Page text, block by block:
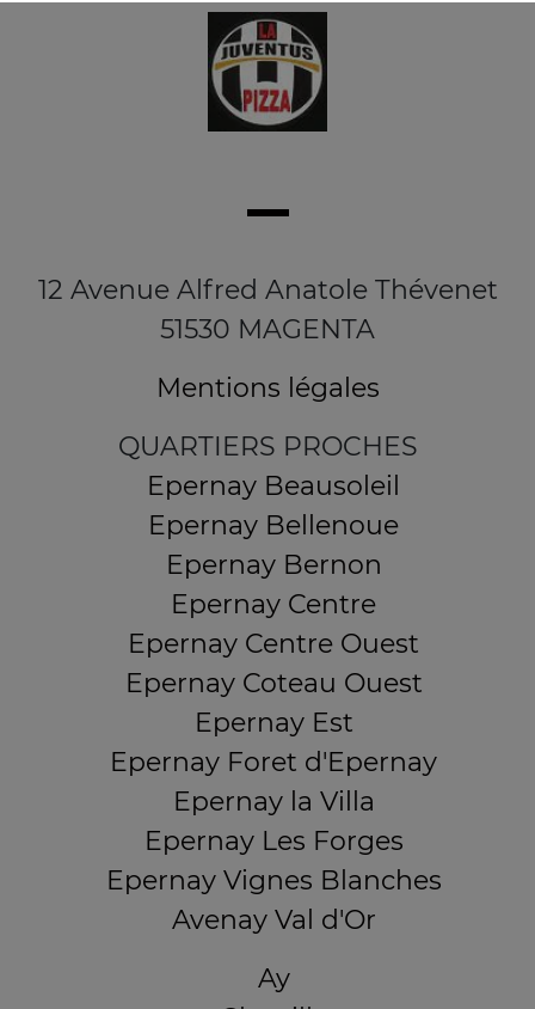
12 Avenue Alfred Anatole Thévenet
51530 MAGENTA
Mentions légales
QUARTIERS PROCHES
Epernay Beausoleil
Epernay Bellenoue
Epernay Bernon
Epernay Centre
Epernay Centre Ouest
Epernay Coteau Ouest
Epernay Est
Epernay Foret d'Epernay
Epernay la Villa
Epernay Les Forges
Epernay Vignes Blanches
Avenay Val d'Or
Ay